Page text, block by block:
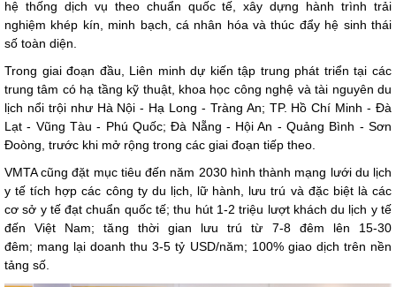
hệ thống dịch vụ theo chuẩn quốc tế, xây dựng hành trình trải
nghiệm khép kín, minh bạch, cá nhân hóa và thúc đẩy hệ sinh thái
số toàn diện.
Trong giai đoạn đầu, Liên minh dự kiến tập trung phát triển tại các
trung tâm có hạ tầng kỹ thuật, khoa học công nghệ và tài nguyên du
lịch nổi trội như Hà Nội - Hạ Long - Tràng An; TP. Hồ Chí Minh - Đà
Lạt - Vũng Tàu - Phú Quốc; Đà Nẵng - Hội An - Quảng Bình - Sơn
Đoòng, trước khi mở rộng trong các giai đoạn tiếp theo.
VMTA cũng đặt mục tiêu đến năm 2030 hình thành mạng lưới du lịch
y tế tích hợp các công ty du lịch, lữ hành, lưu trú và đặc biệt là các
cơ sở y tế đạt chuẩn quốc tế; thu hút 1-2 triệu lượt khách du lịch y tế
đến Việt Nam; tăng thời gian lưu trú từ 7-8 đêm lên 15-30
đêm; mang lại doanh thu 3-5 tỷ USD/năm; 100% giao dịch trên nền
tảng số.